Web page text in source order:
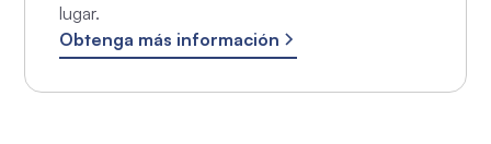
lugar.
Obtenga más información